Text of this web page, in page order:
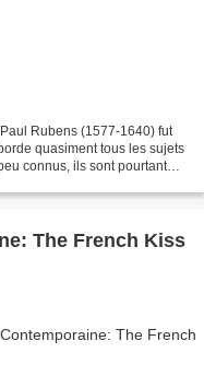
Rubens (1577-1640) fut
quasiment tous les sujets
connus, ils sont pourtant
The French Kiss